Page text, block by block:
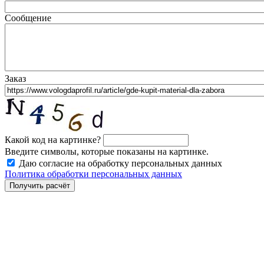
Сообщение
Заказ
Какой код на картинке?
Введите символы, которые показаны на картинке.
Даю согласие на обработку персональных данных
Политика обработки персональных данных